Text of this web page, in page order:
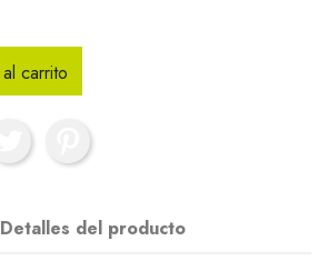
carrito
Detalles del producto